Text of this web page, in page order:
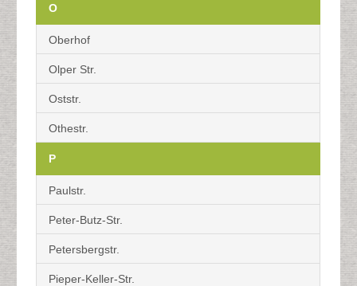
O
Oberhof
Olper Str.
Oststr.
Othestr.
P
Paulstr.
Peter-Butz-Str.
Petersbergstr.
Pieper-Keller-Str.